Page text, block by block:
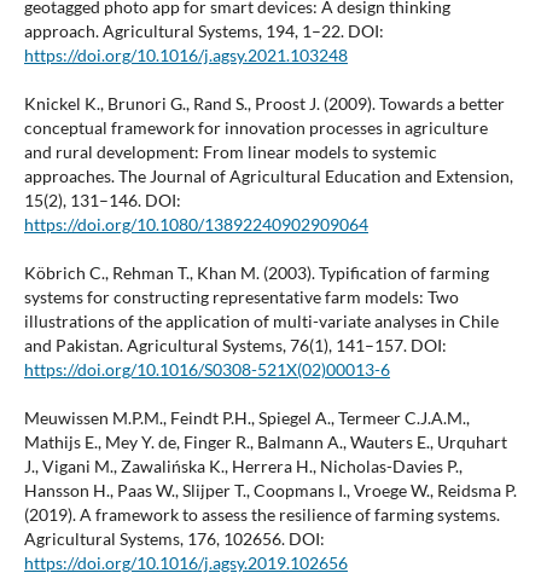
geotagged photo app for smart devices: A design thinking
approach. Agricultural Systems, 194, 1–22. DOI:
https://doi.org/10.1016/j.agsy.2021.103248
Knickel K., Brunori G., Rand S., Proost J. (2009). Towards a better
conceptual framework for innovation processes in agriculture
and rural development: From linear models to systemic
approaches. The Journal of Agricultural Education and Extension,
15(2), 131–146. DOI:
https://doi.org/10.1080/13892240902909064
Köbrich C., Rehman T., Khan M. (2003). Typification of farming
systems for constructing representative farm models: Two
illustrations of the application of multi-variate analyses in Chile
and Pakistan. Agricultural Systems, 76(1), 141–157. DOI:
https://doi.org/10.1016/S0308-521X(02)00013-6
Meuwissen M.P.M., Feindt P.H., Spiegel A., Termeer C.J.A.M.,
Mathijs E., Mey Y. de, Finger R., Balmann A., Wauters E., Urquhart
J., Vigani M., Zawalińska K., Herrera H., Nicholas-Davies P.,
Hansson H., Paas W., Slijper T., Coopmans I., Vroege W., Reidsma P.
(2019). A framework to assess the resilience of farming systems.
Agricultural Systems, 176, 102656. DOI:
https://doi.org/10.1016/j.agsy.2019.102656